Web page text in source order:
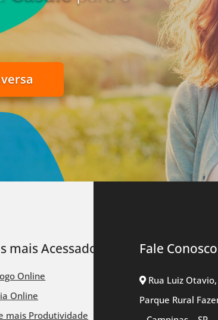
mais Acessados
Online
Online
mais Produtividade
Fale Conosco
Rua Luiz Otavio,
Parque Rural